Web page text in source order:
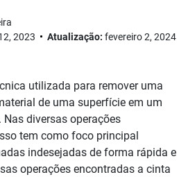
2023 Atualização: fevereiro 2, 2024
utilizada para remover uma
de uma superfície em um
diversas operações
tem como foco principal
indesejadas de forma rápida e
operações encontradas a cinta